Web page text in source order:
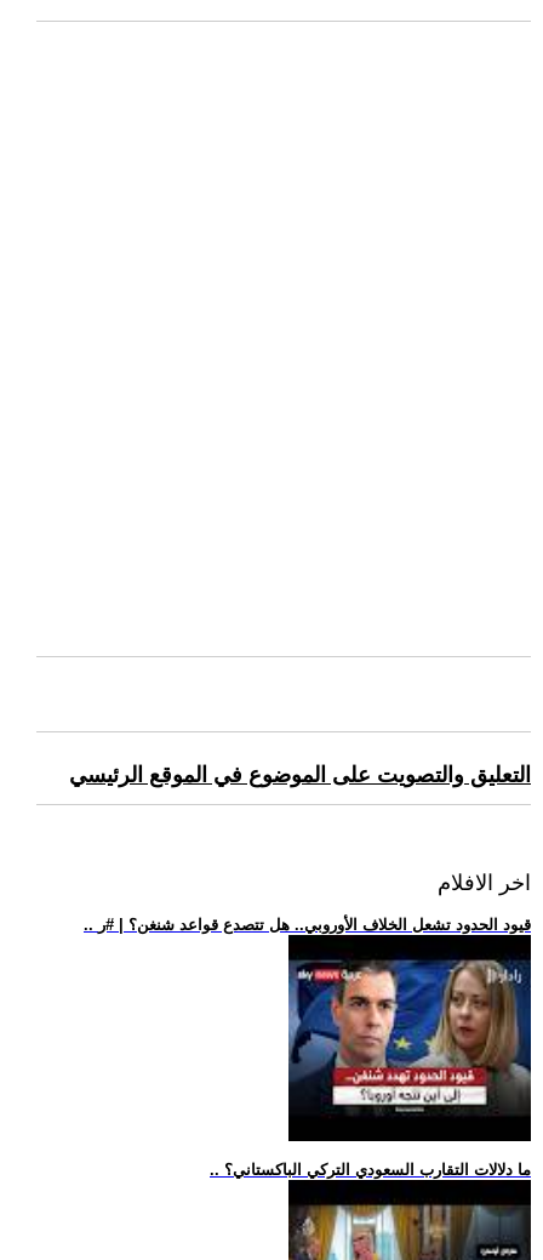
التعليق والتصويت على الموضوع في الموقع الرئيسي
اخر الافلام
.. قيود الحدود تشعل الخلاف الأوروبي.. هل تتصدع قواعد شنغن؟ | #ر
.. ما دلالات التقارب السعودي التركي الباكستاني؟